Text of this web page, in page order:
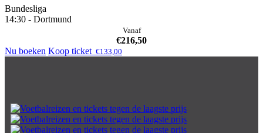
Bundesliga
14:30 - Dortmund
Vanaf
€216,50
Nu boeken Koop ticket €133,00